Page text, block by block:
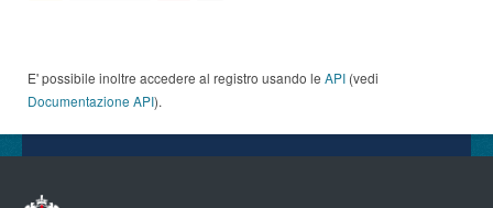
E' possibile inoltre accedere al registro usando le API (vedi
Documentazione API).